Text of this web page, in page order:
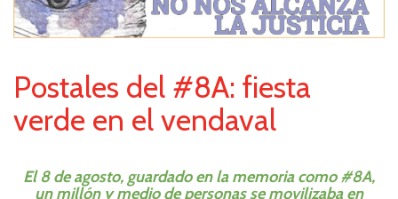
Postales del #8A: fiesta
verde en el vendaval
El 8 de agosto, guardado en la memoria como #8A,
un millón y medio de personas se movilizaba en